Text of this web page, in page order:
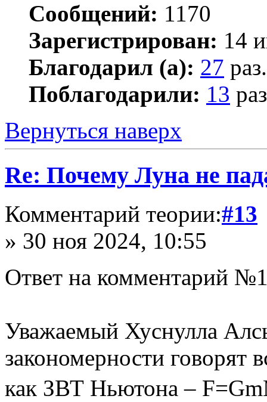
Сообщений: 1170
Зарегистрирован: 14
Благодарил (а): 27 раз.
Поблагодарили: 13
Вернуться наверх
Re: Почему Луна не
Комментарий теории:#13
» 30 ноя 2024, 10:55
Ответ на комментарий
Уважаемый Хуснулла
закономерности говорят
как ЗВТ Ньютона –